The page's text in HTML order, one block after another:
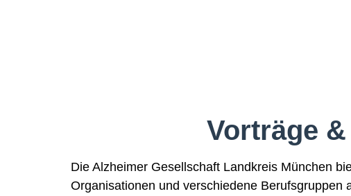
Vorträge
Die Alzheimer Gesellschaft Landkreis München
Organisationen und verschiedene Berufsgruppen